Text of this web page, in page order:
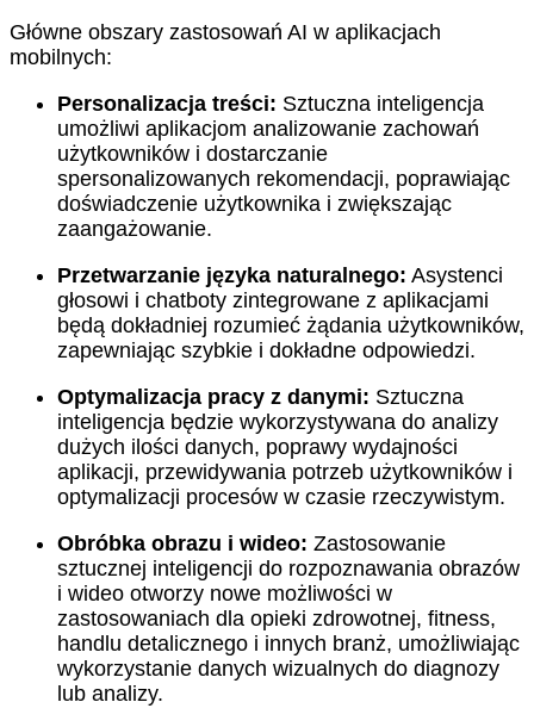
Główne obszary zastosowań AI w aplikacjach
mobilnych:
Personalizacja treści: Sztuczna inteligencja
umożliwi aplikacjom analizowanie zachowań
użytkowników i dostarczanie
spersonalizowanych rekomendacji, poprawiając
doświadczenie użytkownika i zwiększając
zaangażowanie.
Przetwarzanie języka naturalnego: Asystenci
głosowi i chatboty zintegrowane z aplikacjami
będą dokładniej rozumieć żądania użytkowników,
zapewniając szybkie i dokładne odpowiedzi.
Optymalizacja pracy z danymi: Sztuczna
inteligencja będzie wykorzystywana do analizy
dużych ilości danych, poprawy wydajności
aplikacji, przewidywania potrzeb użytkowników i
optymalizacji procesów w czasie rzeczywistym.
Obróbka obrazu i wideo: Zastosowanie
sztucznej inteligencji do rozpoznawania obrazów
i wideo otworzy nowe możliwości w
zastosowaniach dla opieki zdrowotnej, fitness,
handlu detalicznego i innych branż, umożliwiając
wykorzystanie danych wizualnych do diagnozy
lub analizy.